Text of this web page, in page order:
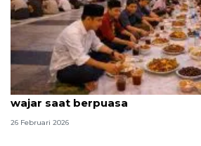
Penurunan berat badan yang
wajar saat berpuasa
26 Februari 2026